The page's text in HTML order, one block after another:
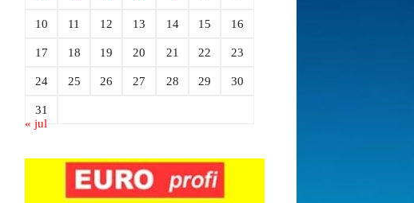
10 11 12 13 14 15 16
17 18 19 20 21 22 23
24 25 26 27 28 29 30
31
« jul